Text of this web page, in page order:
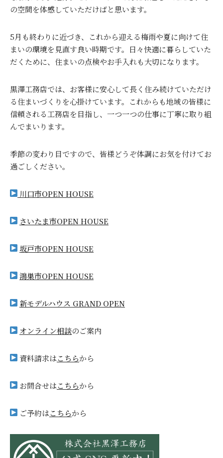
の空間を体感していただけばと思います。
5月も終わりに近づき、これから迎える梅雨や夏に向けて住
まいの環境を見直す良い時期です。日々快適に暮らしていた
だくために、住まいの点検やお手入れも大切になります。
黒澤工務店では、お客様に安心して長く住み続けていただけ
る住まいづくりを心掛けています。これからも地域の皆様に
信頼される工務店を目指し、一つ一つの仕事に丁寧に取り組
んでまいります。
季節の変わり目ですので、皆様どうぞ体調にお気を付けてお
過ごしください。
川口市OPEN HOUSE
さいたま市OPEN HOUSE
坂戸市OPEN HOUSE
鴻巣市OPEN HOUSE
新モデルハウス GRAND OPEN
オンライン相談のご案内
資料請求はこちらから
お問合せはこちらから
ご予約はこちらから